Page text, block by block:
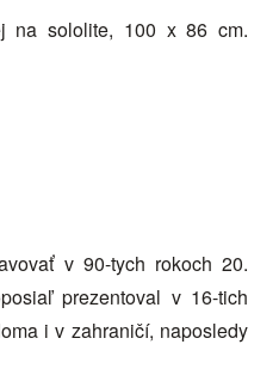
na sololite, 100 x 86 cm.
v 90-tych rokoch 20.
prezentoval v 16-tich
i v zahraničí, naposledy